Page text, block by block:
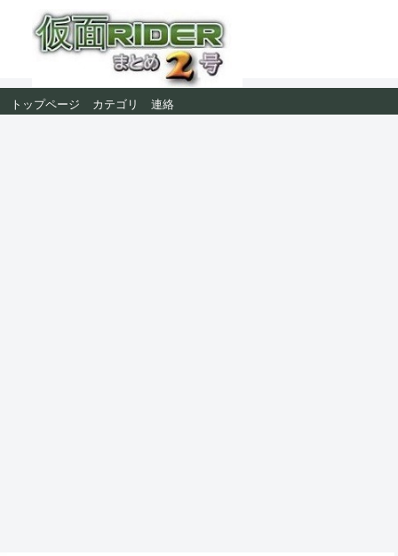
トップページ カテゴリ 連絡